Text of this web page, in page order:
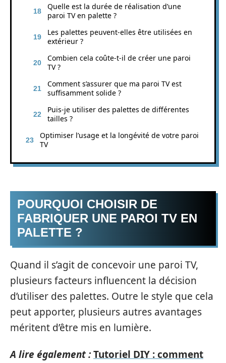
Quelle est la durée de réalisation d’une
paroi TV en palette ?
Les palettes peuvent-elles être utilisées en
extérieur ?
Combien cela coûte-t-il de créer une paroi
TV ?
Comment s’assurer que ma paroi TV est
suffisamment solide ?
Puis-je utiliser des palettes de différentes
tailles ?
Optimiser l’usage et la longévité de votre paroi
TV
POURQUOI CHOISIR DE
FABRIQUER UNE PAROI TV EN
PALETTE ?
Quand il s’agit de concevoir une paroi TV,
plusieurs facteurs influencent la décision
d’utiliser des palettes. Outre le style que cela
peut apporter, plusieurs autres avantages
méritent d’être mis en lumière.
A lire également :Tutoriel DIY : comment